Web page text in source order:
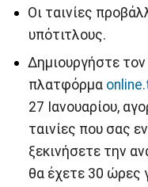
Οι ταινίες
υπότιτλους.
Δημιουργήστε
πλατφόρμα
27 Ιανουαρίου,
ταινίες που σας
ξεκινήσετε την
θα έχετε 30 ώρες